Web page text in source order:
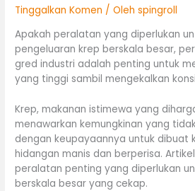
Tinggalkan Komen / Olehspingroll
Apakah peralatan yang diperlukan
pengeluaran krep berskala besar,
gred industri adalah penting untuk
yang tinggi sambil mengekalkan
Krep, makanan istimewa yang
menawarkan kemungkinan yang
dengan keupayaannya untuk dibuat
hidangan manis dan berperisa.
peralatan penting yang diperlukan
berskala besar yang cekap.